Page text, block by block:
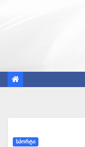
ᲡᲞᲝᲠᲢᲘ